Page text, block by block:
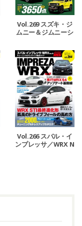
Vol.269 スズキ・ジ
ムニー＆ジムニーシ
Vol.266 スバル・イ
ンプレッサ／WRX N